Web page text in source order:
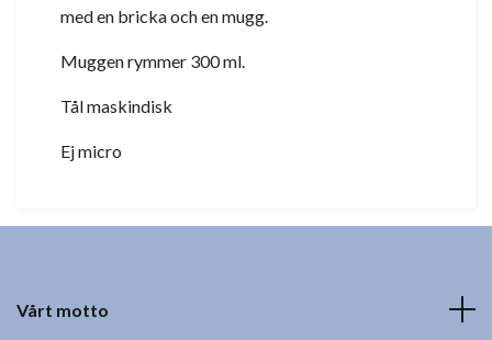
med en bricka och en mugg.
Muggen rymmer 300 ml.
Tål maskindisk
Ej micro
Vårt motto